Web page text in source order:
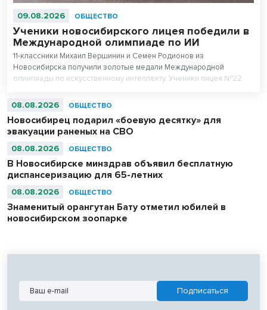
09.08.2026 ОБЩЕСТВО
Ученики новосибирского лицея победили в
Международной олимпиаде по ИИ
11-классники Михаил Вершинин и Семен Родионов из
Новосибирска получили золотые медали Международной
олимпиады по искусственному интеллекту. Ученики лицея №22
абсолютными чемпионами соревнований.
08.08.2026 ОБЩЕСТВО
Новосибирец подарил «боевую десятку» для
эвакуации раненых на СВО
08.08.2026 ОБЩЕСТВО
В Новосибирске минздрав объявил бесплатную
диспансеризацию для 65-летних
08.08.2026 ОБЩЕСТВО
Знаменитый орангутан Бату отметил юбилей в
новосибирском зоопарке